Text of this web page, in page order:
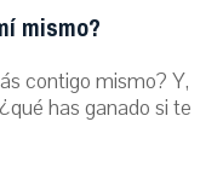
mismo?
contigo mismo? Y,
has ganado si te